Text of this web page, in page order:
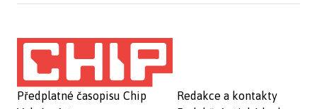
Předplatné časopisu Chip
Redakce a kontakty